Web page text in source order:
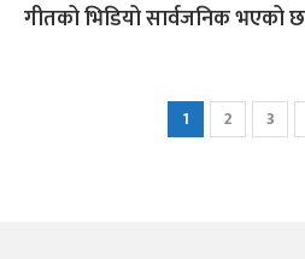
गीतको भिडियो सार्वजनिक भएको
1 2 3